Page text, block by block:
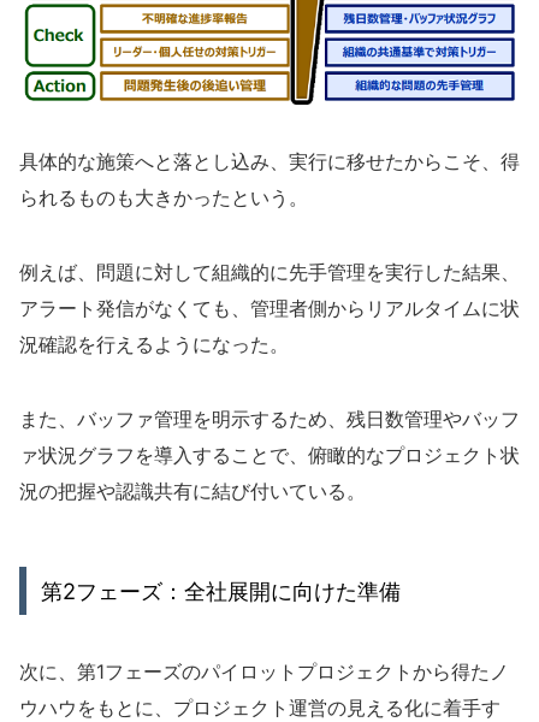
具体的な施策へと落とし込み、実行に移せたからこそ、得
られるものも大きかったという。
例えば、問題に対して組織的に先手管理を実行した結果、
アラート発信がなくても、管理者側からリアルタイムに状
況確認を行えるようになった。
また、バッファ管理を明示するため、残日数管理やバッフ
ァ状況グラフを導入することで、俯瞰的なプロジェクト状
況の把握や認識共有に結び付いている。
第2フェーズ：全社展開に向けた準備
次に、第1フェーズのパイロットプロジェクトから得たノ
ウハウをもとに、プロジェクト運営の見える化に着手す